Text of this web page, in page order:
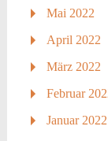
Mai 2022
April 2022
März 2022
Februar
Januar 2022